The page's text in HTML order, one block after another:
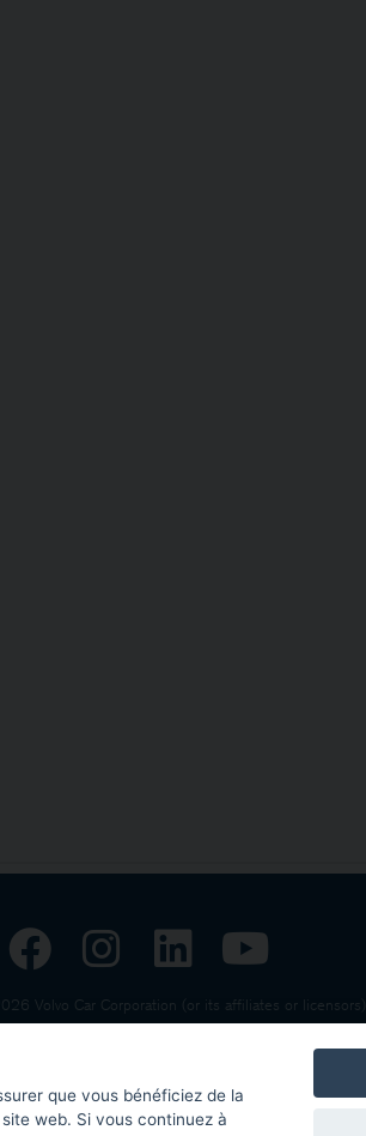
Volvo Car Corporation (or its affiliates or licensors).
que vous bénéficiez de la
web. Si vous continuez à